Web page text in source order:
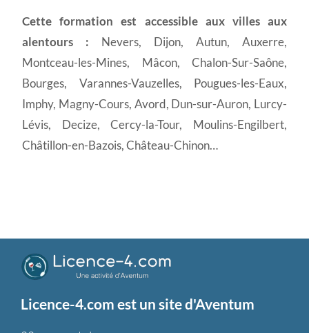
Cette formation est accessible aux villes aux
alentours : Nevers, Dijon, Autun, Auxerre,
Montceau-les-Mines, Mâcon, Chalon-Sur-Saône,
Bourges, Varannes-Vauzelles, Pougues-les-Eaux,
Imphy, Magny-Cours, Avord, Dun-sur-Auron, Lurcy-
Lévis, Decize, Cercy-la-Tour, Moulins-Engilbert,
Châtillon-en-Bazois, Château-Chinon…
Licence-4.com est un site d'Aventum